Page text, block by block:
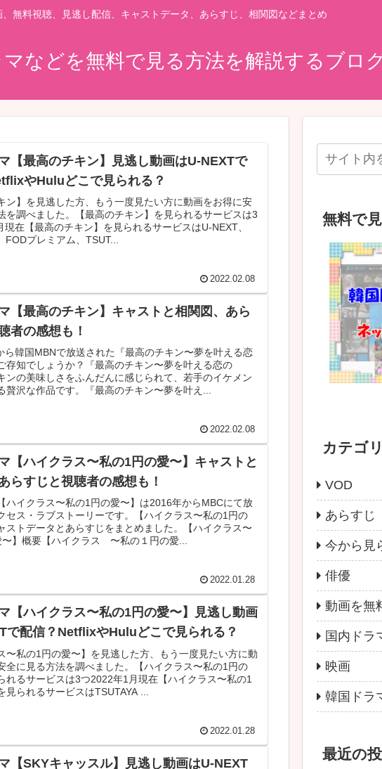
無料視聴、見逃し配信、キャストデータ、あらすじ、相関図などまとめ
などを無料で見る方法を解説するブロ
【最高のチキン】見逃し動画はU-NEXTで
やHuluどこで見られる？
ン】を見逃した方、もう一度見たい方に動画をお得に安
を調べました。【最高のチキン】を見られるサービスは3
現在【最高のチキン】を見られるサービスはU-NEXT、
FODプレミアム、TSUT...
2022.02.08
【最高のチキン】キャストと相関図、あら
者の感想も！
ら韓国MBNで放送された『最高のチキン〜夢を叶える恋
存知でしょうか？『最高のチキン〜夢を叶える恋の
ンの美味しさをふんだんに感じられて、若手のイケメン
贅沢な作品です。『最高のチキン〜夢を叶え...
2022.02.08
【ハイクラス〜私の1円の愛〜】キャストと
らすじと視聴者の感想も！
ハイクラス〜私の1円の愛〜】は2016年からMBCにて放
セス・ラブストーリーです。【ハイクラス〜私の1円の
ストデータとあらすじをまとめました。【ハイクラス〜
〜】概要【ハイクラス 〜私の１円の愛...
2022.01.28
【ハイクラス〜私の1円の愛〜】見逃し動画
で配信？NetflixやHuluどこで見られる？
〜私の1円の愛〜】を見逃した方、もう一度見たい方に動
全に見る方法を調べました。【ハイクラス〜私の1円の
れるサービスは3つ2022年1月現在【ハイクラス〜私の1
見られるサービスはTSUTAYA ...
2022.01.28
【SKYキャッスル】見逃し動画はU-NEXT
無料で
カテゴ
VOD
あらすじ
今から見
俳優
動画を無
国内ドラ
映画
韓国ドラ
最近の